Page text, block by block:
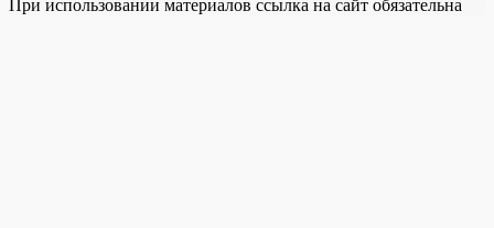
При использовании материалов ссылка на сайт обязательна